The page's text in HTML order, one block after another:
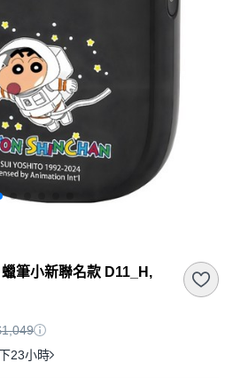
筆小新聯名款 D11_H,
23小時